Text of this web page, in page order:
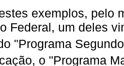
exemplos, pelo
Federal, um deles
"Programa
o "Programa